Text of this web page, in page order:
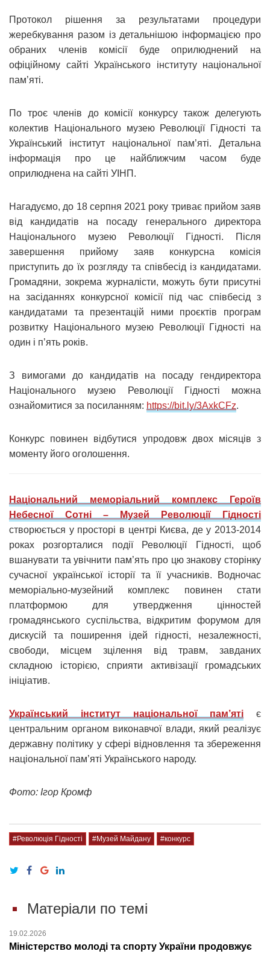
Протокол рішення за результатами процедури
жеребкування разом із детальнішою інформацією про
обраних членів комісії буде оприлюднений на
офіційному сайті Українського інституту національної
пам’яті.
По троє членів до комісії конкурсу також делегують
колектив Національного музею Революції Гідності та
Український інститут національної пам’яті. Детальна
інформація про це найближчим часом буде
оприлюднена на сайті УІНП.
Нагадуємо, до 18 серпня 2021 року триває прийом заяв
від кандидатів на посаду генерального директора
Національного музею Революції Гідності. Після
завершення прийому заяв конкурсна комісія
приступить до їх розгляду та співбесід із кандидатами.
Громадяни, зокрема журналісти, можуть бути присутні
на засіданнях конкурсної комісії під час співбесід з
кандидатами та презентацій ними проєктів програм
розвитку Національного музею Революції Гідності на
один і п’ять років.
З вимогами до кандидатів на посаду гендиректора
Національного музею Революції Гідності можна
ознайомитися за посиланням: https://bit.ly/3AxkCFz.
Конкурс повинен відбутися упродовж двох місяців з
моменту його оголошення.
Національний меморіальний комплекс Героїв
Небесної Сотні – Музей Революції Гідності
створюється у просторі в центрі Києва, де у 2013-2014
роках розгорталися події Революції Гідності, щоб
вшанувати та увічнити пам’ять про цю знакову сторінку
сучасної української історії та її учасників. Водночас
меморіально-музейний комплекс повинен стати
платформою для утвердження цінностей
громадянського суспільства, відкритим форумом для
дискусій та поширення ідей гідності, незалежності,
свободи, місцем зцілення від травм, завданих
складною історією, сприяти активізації громадських
ініціатив.
Український інститут національної пам’яті є
центральним органом виконавчої влади, який реалізує
державну політику у сфері відновлення та збереження
національної пам’яті Українського народу.
Фото: Ігор Кромф
#Революція Гідності #Музей Майдану #конкурс
Матеріали по темі
19.02.2026
Міністерство молоді та спорту України продовжує